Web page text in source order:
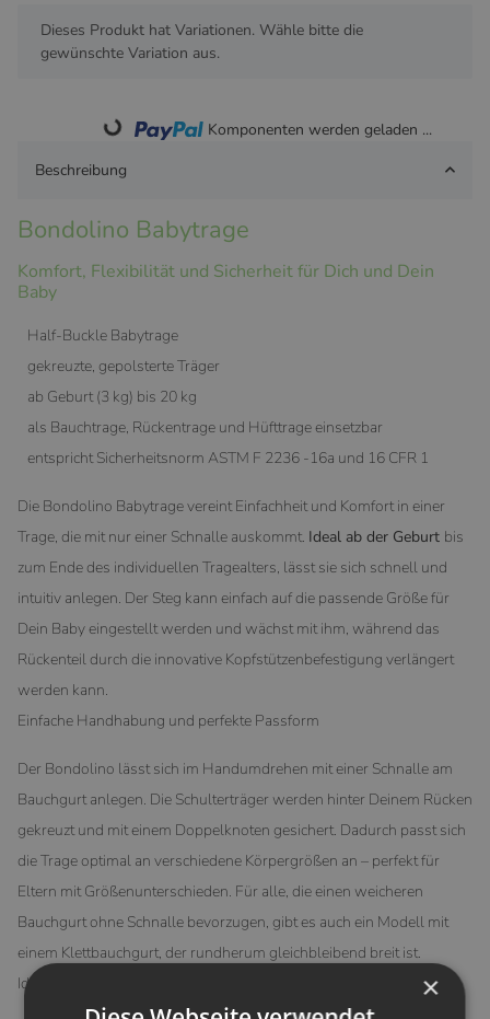
x
Dieses Produkt hat Variationen. Wähle bitte die
gewünschte Variation aus.
Loading...
Komponenten werden geladen ...
Beschreibung
Bondolino Babytrage
Komfort, Flexibilität und Sicherheit für Dich und Dein
Baby
Half-Buckle Babytrage
gekreuzte, gepolsterte Träger
ab Geburt (3 kg) bis 20 kg
als Bauchtrage, Rückentrage und Hüfttrage einsetzbar
entspricht Sicherheitsnorm ASTM F 2236 -16a und 16 CFR 1
Die Bondolino Babytrage vereint Einfachheit und Komfort in einer
Trage, die mit nur einer Schnalle auskommt. Ideal ab der Geburt bis
zum Ende des individuellen Tragealters, lässt sie sich schnell und
intuitiv anlegen. Der Steg kann einfach auf die passende Größe für
Dein Baby eingestellt werden und wächst mit ihm, während das
Rückenteil durch die innovative Kopfstützenbefestigung verlängert
werden kann.
Einfache Handhabung und perfekte Passform
Der Bondolino lässt sich im Handumdrehen mit einer Schnalle am
Bauchgurt anlegen. Die Schulterträger werden hinter Deinem Rücken
gekreuzt und mit einem Doppelknoten gesichert. Dadurch passt sich
die Trage optimal an verschiedene Körpergrößen an – perfekt für
Eltern mit Größenunterschieden. Für alle, die einen weicheren
Bauchgurt ohne Schnalle bevorzugen, gibt es auch ein Modell mit
einem Klettbauchgurt, der rundherum gleichbleibend breit ist.
Ideale Unterstützung und gesunde Haltung
×